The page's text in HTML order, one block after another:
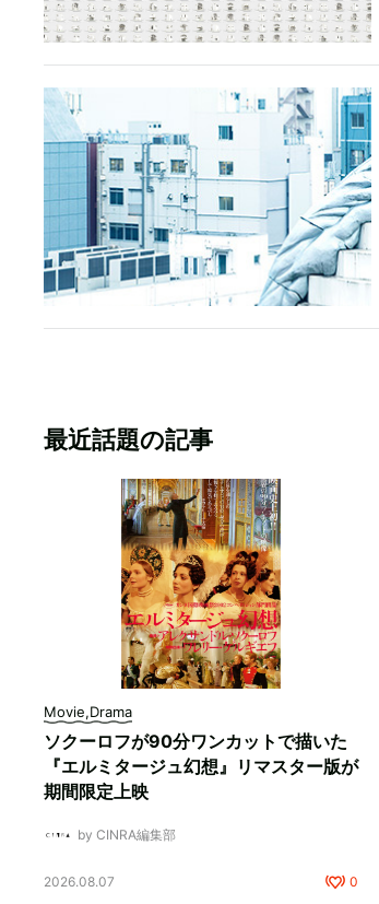
最近話題の記事
Movie,Drama
ソクーロフが90分ワンカットで描いた
『エルミタージュ幻想』リマスター版が
期間限定上映
by CINRA編集部
2026.08.07 0